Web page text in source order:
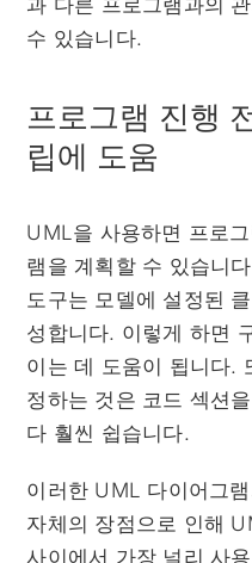
수 있습니다.
프로그램 진행
립에 도움
UML을 사용하면 프로
램을 계획할 수 있습니
도구는 모델에 설정된
성합니다. 이렇게 하면
이는 데 도움이 됩니다.
정하는 것은 코드 섹션
다 훨씬 쉽습니다.
이러한 UML 다이어그
자체의 장점으로 인해
사이에서 가장 널리 사